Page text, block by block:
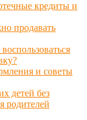
кредиты и
продавать
и советы
детей без
родителей